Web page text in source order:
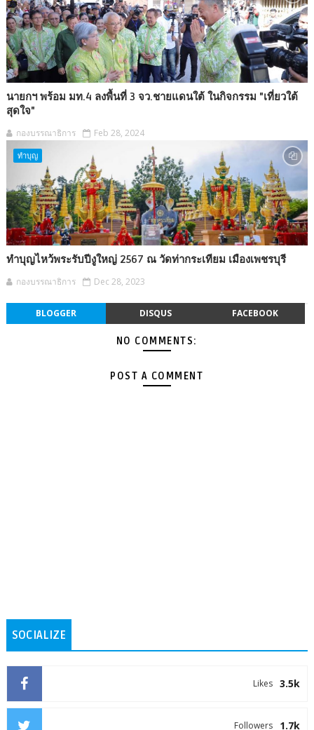
นายกฯ พร้อม มท.4 ลงพื้นที่ 3 จว.ชายแดนใต้ ในกิจกรรม "เที่ยวใต้
สุดใจ"
กองบรรณาธิการ Feb 28, 2024
ทำบุญ
ทำบุญไหว้พระรับปีงูใหญ่ 2567 ณ วัดท่ากระเทียม เมืองเพชรบุรี
กองบรรณาธิการ Dec 28, 2023
BLOGGER DISQUS FACEBOOK
NO COMMENTS:
POST A COMMENT
SOCIALIZE
3.5k
Likes
1.7k
Followers